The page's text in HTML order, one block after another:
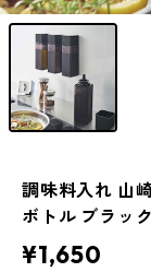
調味料入れ 山
ボトル ブラック
¥1,650